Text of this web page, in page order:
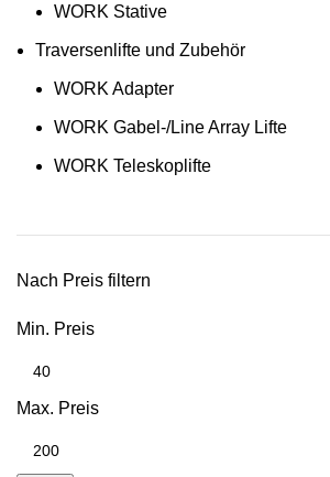
WORK Stative
Traversenlifte und Zubehör
WORK Adapter
WORK Gabel-/Line Array Lifte
WORK Teleskoplifte
Nach Preis filtern
Min. Preis
Max. Preis